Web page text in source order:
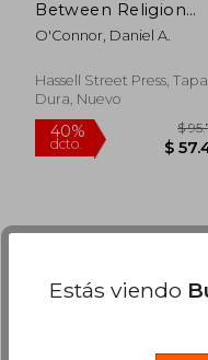
$
Between Religion
and Culture
According to
(a Synthesis of
Christopher Dawson
O'Connor, Daniel A.
Hassell Street Press, Tapa
Dura, Nuevo
Estás viendo